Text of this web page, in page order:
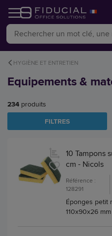
HYGIÈNE ET ENTRETIEN
Equipements &
234 produits
FILTRES
10 Tampons
cm - Nicols
Référence :
128291
Éponges petit
110x90x26 mm